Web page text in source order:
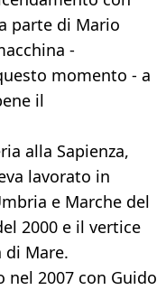
parte di Mario
-
momento - a
il
alla Sapienza,
lavorato in
e Marche del
2000 e il vertice
di Mare.
2007 con Guido